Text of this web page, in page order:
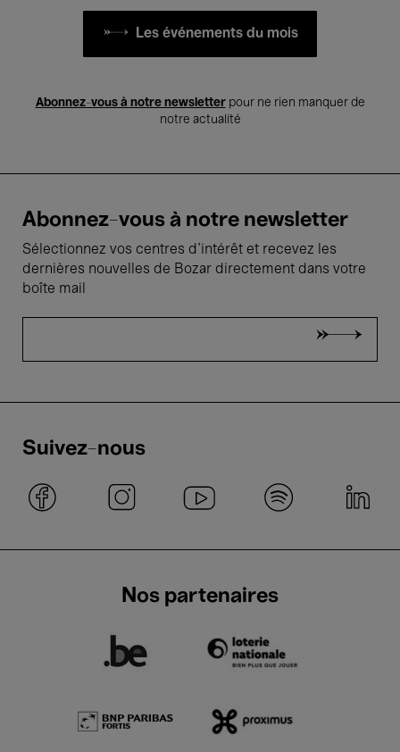
Les événements du mois
Abonnez-vous à notre newsletterpour ne rien manquer de
notre actualité
Abonnez-vous à notre newsletter
Sélectionnez vos centres d'intérêt et recevez les
dernières nouvelles de Bozar directement dans votre
boîte mail
Suivez-nous
Nos partenaires